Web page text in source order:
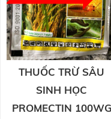
THUỐC TRỪ SÂU
SINH HỌC
PROMECTIN 100WG